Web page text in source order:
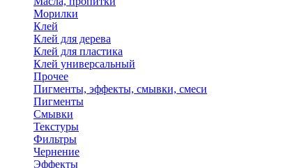
Морилки
Клей
Клей для дерева
Клей для пластика
Клей универсальный
Прочее
Пигменты, эффекты, смывки, смеси
Пигменты
Смывки
Текстуры
Фильтры
Чернение
Эффекты